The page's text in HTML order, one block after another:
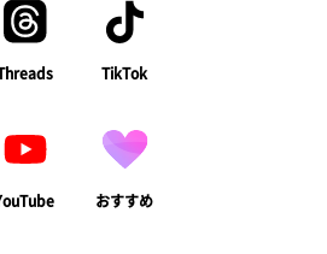
TikTok
おすすめ